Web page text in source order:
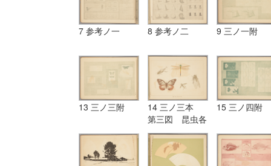
7 参考ノ一 8 参考ノ二 9 三ノ一附
13 三ノ三附
14 三ノ三本
第三図 昆虫各
種
15 三ノ四附